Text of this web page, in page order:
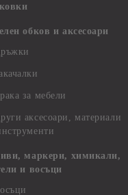
обков и аксесоари
за мебели
аксесоари, материали
маркери, химикали,
и восъци